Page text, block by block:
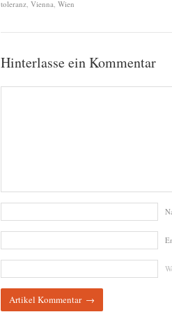
toleranz Vienna Wien
Hinterlasse ein Kommentar